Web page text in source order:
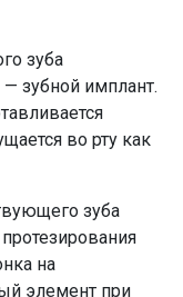
зуба
зубной имплант.
во рту как
зуба
на
элемент при